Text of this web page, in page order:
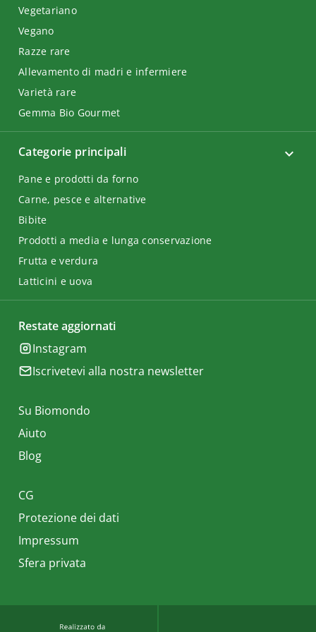
Categorie principali
Pane e prodotti da forno
Carne, pesce e alternative
Bibite
Prodotti a media e lunga conservazione
Frutta e verdura
Latticini e uova
Vegetariano
Vegano
Razze rare
Allevamento di madri e infermiere
Varietà rare
Gemma Bio Gourmet
Restate aggiornati
Instagram
Iscrivetevi alla nostra newsletter
Su Biomondo
Aiuto
Blog
CG
Protezione dei dati
Impressum
Sfera privata